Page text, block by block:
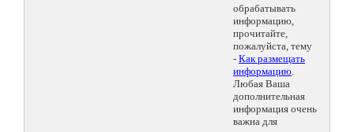
обрабатывать
информацию,
прочитайте,
пожалуйста, тему
- Как размещать
информацию.
Любая Ваша
дополнительная
информация очень
важна для